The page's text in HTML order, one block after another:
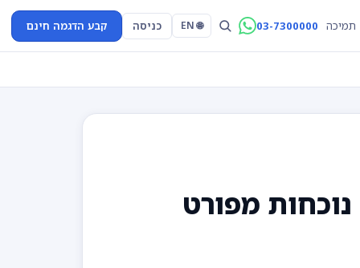
תמיכה 03-7300000
🌐 EN כניסה קבע הדגמה חינם
מפורט